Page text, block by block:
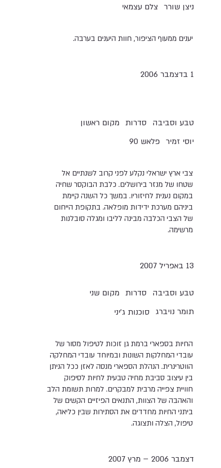
צלם עצמאי ניצן שורר
יענים ממעוף הציפור, חוות היענים בערבה.
1 בדצמבר 2006
מקום ראשון סדרות טבע וסביבה
פלאש 90 יוסי זמיר
צבי ארץ ישראלי נקלע לפני קרוב לשנתיים אל
שטחו של מנזר בירושלים. כלבת הבוקסר שחיה
במקום נענית לחיזוריו. במשך כל השנה קיימת
ביניהם מערכת ידידות מופלאה. בתקופת הייחום
של הצבי הכלבה מבינה לליבו ומגלה סובלנות
מרשימה.
13 באפריל 2007
מקום שני סדרות טבע וסביבה
סוכנות ג'יני תומר נויברג
החיות בספארי ברמת גן זוכות לטיפול מסור של
עובדי המחלקות השונות ובמיוחד עובדי המחלקה
הווטרינרית. הנהלת הספארי מנסה לאזן ככל הניתן
בין עיצוב סביבת מחיה טבעית לחיות לסיפוק
חוויית צפייה מרבית למבקרים. למרות תשומת הלב
והאהבה של הצוות, התנאים הפיזיים הקשים של
ביתני החיות מחדדים את הסתירות שבין כליאה,
טיפול, הצלה ותצוגה.
דצמבר 2006 – מרץ 2007